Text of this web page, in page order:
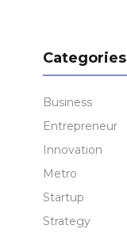
Categories
Business
Entrepreneur
Innovation
Metro
Startup
Strategy